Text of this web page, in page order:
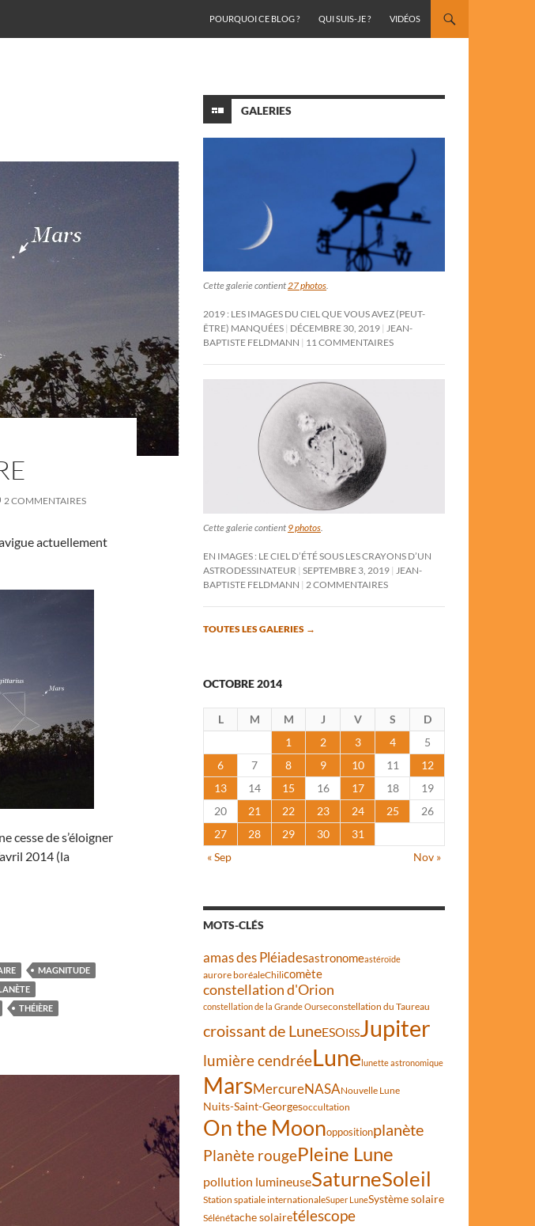
POURQUOI CE BLOG ?
QUI SUIS-JE ? VIDÉOS
2 COMMENTAIRES
actuellement
cesse de s’éloigner
2014 (la
MAGNITUDE
THÉIÈRE
GALERIES
Cette galerie contient27 photos.
2019 : LES IMAGES DU CIEL QUE VOUS AVEZ (PEUT-
ÊTRE) MANQUÉES DÉCEMBRE 30, 2019 JEAN-
BAPTISTE FELDMANN
11 COMMENTAIRES
Cette galerie contient 9 photos
EN IMAGES : LE CIEL D’ÉTÉ SOUS LES CRAYONS D’UN
ASTRODESSINATEUR SEPTEMBRE 3, 2019
JEAN-
BAPTISTE FELDMANN
2 COMMENTAIRES
TOUTES LES GALERIES →
OCTOBRE 2014
L M M J V S
D
1
2 3 4
5
6
7 8 9 10 11
12
13
14 15 16 17 18
19
20
21 22 23 24 25
26
27
28 29 30
31
« Sep
Nov »
MOTS-CLÉS
amas des Pléiadesastronomeastéroïde
aurore boréaleChilicomète
constellation d'Orion
constellation de la Grande Ourseconstellation du Taureau
croissant de LuneESOISSJupiter
lumière cendréeLunelunette astronomique
MarsMercureNASANouvelle Lune
Nuits-Saint-Georgesoccultation
On the Moonoppositionplanète
Planète rougePleine Lune
pollution lumineuseSaturneSoleil
Station spatiale internationaleSuper LuneSystème solaire
Sélénétache solairetélescope